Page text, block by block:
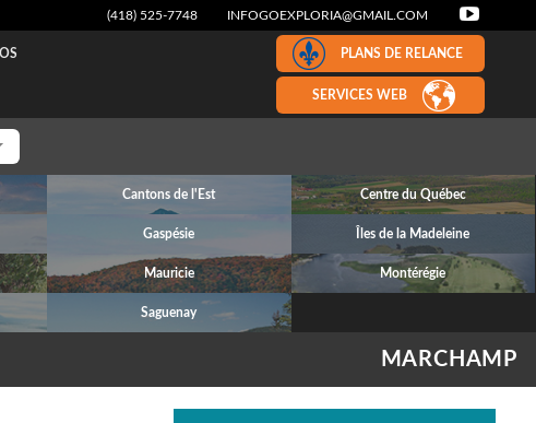
(418) 525-7748 INFOGOEXPLORIA@GMAIL.COM
PLANS DE RELANCE
SERVICES WEB
Cantons de l'Est Centre du Québec
Gaspésie Îles de la Madeleine
Mauricie Montérégie
Saguenay
MARCHAMP